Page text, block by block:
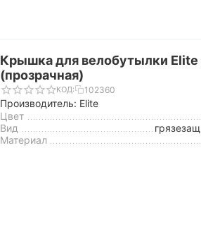
Крышка для велобутылки Elite
(прозрачная)
КОД: 102360
Производитель: Elite
Цвет
Вид
Материал